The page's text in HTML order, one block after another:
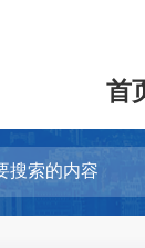
首